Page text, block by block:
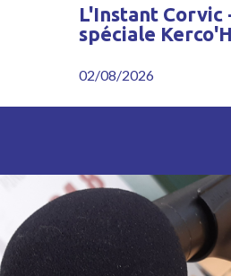
L'Instant Corvic
spéciale
02/08/2026